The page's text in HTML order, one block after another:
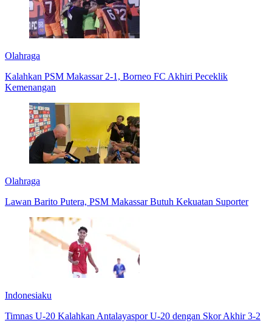
Olahraga
Kalahkan PSM Makassar 2-1, Borneo FC Akhiri Peceklik
Kemenangan
Olahraga
Lawan Barito Putera, PSM Makassar Butuh Kekuatan Suporter
Indonesiaku
Timnas U-20 Kalahkan Antalayaspor U-20 dengan Skor Akhir 3-2